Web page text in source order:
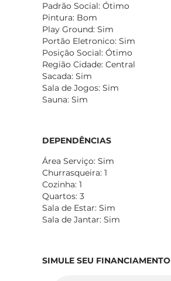
Padrão Social: Ótimo
Pintura: Bom
Play Ground: Sim
Portão Eletronico: Sim
Posição Social: Ótimo
Região Cidade: Central
Sacada: Sim
Sala de Jogos: Sim
Sauna: Sim
DEPENDÊNCIAS
Área Serviço: Sim
Churrasqueira: 1
Cozinha: 1
Quartos: 3
Sala de Estar: Sim
Sala de Jantar: Sim
SIMULE SEU FINANCIAMENTO